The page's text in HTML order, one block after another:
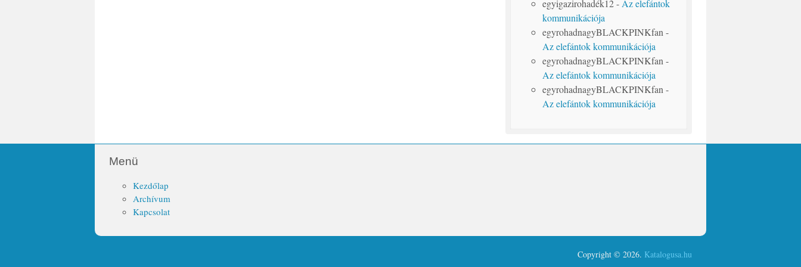
egyigazirohadék12-Az elefántok
kommunikációja
egyrohadnagyBLACKPINKfan-
Az elefántok kommunikációja
egyrohadnagyBLACKPINKfan-
Az elefántok kommunikációja
egyrohadnagyBLACKPINKfan-
Az elefántok kommunikációja
Menü
Kezdőlap
Archívum
Kapcsolat
Copyright © 2026. Katalogusa.hu